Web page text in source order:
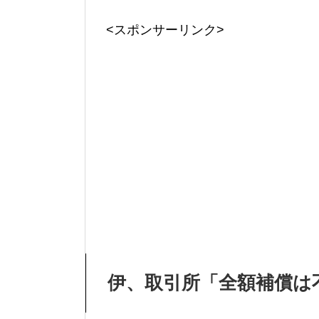
<スポンサーリンク>
伊、取引所「全額補償は